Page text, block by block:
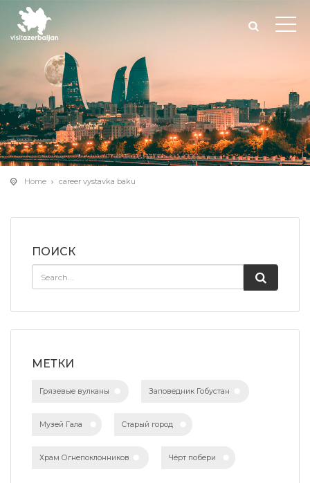
Home career vystavka baku
ПОИСК
МЕТКИ
Грязевые вулканы Заповедник Гобустан
Музей Гала Старый город
Храм Огнепоклонников Чёрт побери